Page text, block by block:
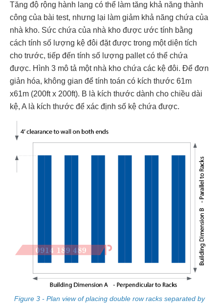
Tăng độ rộng hành lang có thể làm tăng khả năng thành
công của bài test, nhưng lại làm giảm khả năng chứa của
nhà kho. Sức chứa của nhà kho được ước tính bằng
cách tính số lượng kệ đôi đặt được trong một diện tích
cho trước, tiếp đến tính số lượng pallet có thể chứa
được. Hình 3 mô tả một nhà kho chứa các kệ đôi. Để đơn
giản hóa, không gian để tính toán có kích thước 61m
x61m (200ft x 200ft). B là kích thước dành cho chiều dài
kệ, A là kích thước để xác định số kệ chứa được.
Figure 3 - Plan view of placing double row racks separated by